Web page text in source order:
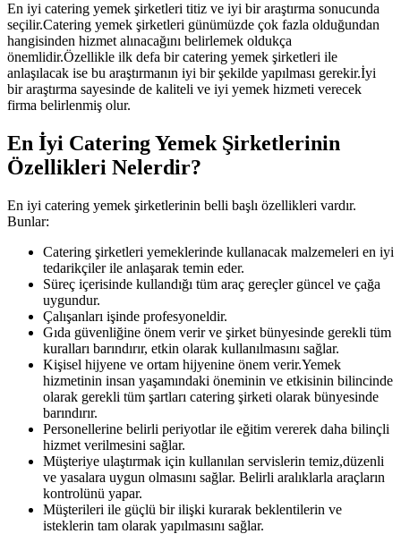
En iyi catering yemek şirketleri titiz ve iyi bir araştırma sonucunda
seçilir.Catering yemek şirketleri günümüzde çok fazla olduğundan
hangisinden hizmet alınacağını belirlemek oldukça
önemlidir.Özellikle ilk defa bir catering yemek şirketleri ile
anlaşılacak ise bu araştırmanın iyi bir şekilde yapılması gerekir.İyi
bir araştırma sayesinde de kaliteli ve iyi yemek hizmeti verecek
firma belirlenmiş olur.
En İyi Catering Yemek Şirketlerinin
Özellikleri Nelerdir?
En iyi catering yemek şirketlerinin belli başlı özellikleri vardır.
Bunlar:
Catering şirketleri yemeklerinde kullanacak malzemeleri en iyi
tedarikçiler ile anlaşarak temin eder.
Süreç içerisinde kullandığı tüm araç gereçler güncel ve çağa
uygundur.
Çalışanları işinde profesyoneldir.
Gıda güvenliğine önem verir ve şirket bünyesinde gerekli tüm
kuralları barındırır, etkin olarak kullanılmasını sağlar.
Kişisel hijyene ve ortam hijyenine önem verir.Yemek
hizmetinin insan yaşamındaki öneminin ve etkisinin bilincinde
olarak gerekli tüm şartları catering şirketi olarak bünyesinde
barındırır.
Personellerine belirli periyotlar ile eğitim vererek daha bilinçli
hizmet verilmesini sağlar.
Müşteriye ulaştırmak için kullanılan servislerin temiz,düzenli
ve yasalara uygun olmasını sağlar. Belirli aralıklarla araçların
kontrolünü yapar.
Müşterileri ile güçlü bir ilişki kurarak beklentilerin ve
isteklerin tam olarak yapılmasını sağlar.